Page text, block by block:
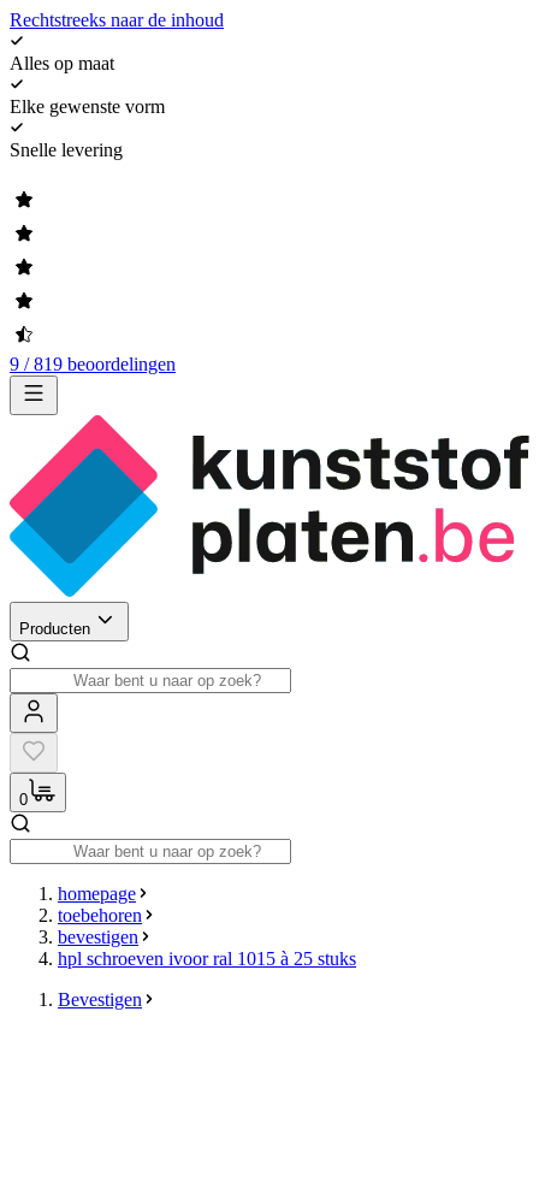
Rechtstreeks naar de inhoud
Alles op maat
Elke gewenste vorm
Snelle levering
9 / 819 beoordelingen
Producten
0
homepage
toebehoren
bevestigen
hpl schroeven ivoor ral 1015 à 25 stuks
Bevestigen